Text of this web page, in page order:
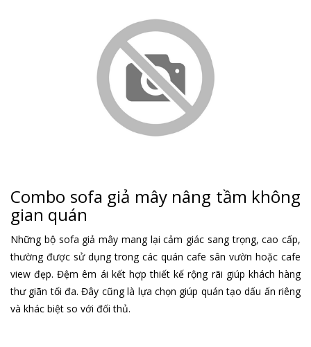
Combo sofa giả mây nâng tầm không
gian quán
Những bộ sofa giả mây mang lại cảm giác sang trọng, cao cấp,
thường được sử dụng trong các quán cafe sân vườn hoặc cafe
view đẹp. Đệm êm ái kết hợp thiết kế rộng rãi giúp khách hàng
thư giãn tối đa. Đây cũng là lựa chọn giúp quán tạo dấu ấn riêng
và khác biệt so với đối thủ.